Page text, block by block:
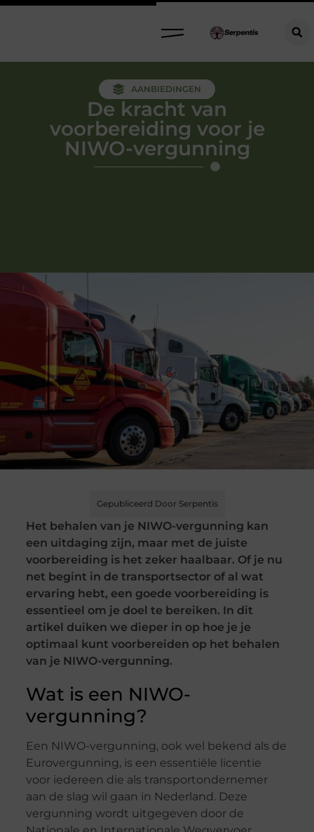
AANBIEDINGEN
De kracht van
voorbereiding voor je
NIWO-vergunning
Gepubliceerd Door Serpentis
Het behalen van je NIWO-vergunning kan
een uitdaging zijn, maar met de juiste
voorbereiding is het zeker haalbaar. Of je nu
net begint in de transportsector of al wat
ervaring hebt, een goede voorbereiding is
essentieel om je doel te bereiken. In dit
artikel duiken we dieper in op hoe je je
optimaal kunt voorbereiden op het behalen
van je NIWO-vergunning.
Wat is een NIWO-
vergunning?
Een NIWO-vergunning, ook wel bekend als de
Eurovergunning, is een essentiële licentie
voor iedereen die als transportondernemer
aan de slag wil gaan in Nederland. Deze
vergunning wordt uitgegeven door de